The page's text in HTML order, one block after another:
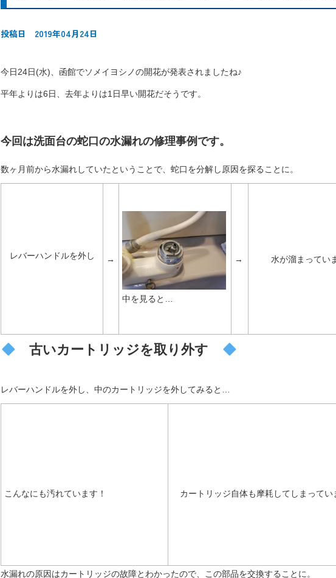
投稿日 2019年04月24日
今日24日(水)、函館でソメイヨシノの開花が発表されましたね♪
平年よりは6日、去年よりは1日早い開花だそうです。
今回は洗面台の蛇口の水漏れの修理事例です。
数ヶ月前から水漏れしていたということで、蛇口を分解し原因を探ることに。
レバーハンドルを外し →
中を見ると…
→ 水が溜まってい
古いカートリッジを取り外す
レバーハンドルを外し、中のカートリッジを外してみると…
こんなにも汚れています！ カートリッジ自体も摩耗してしまってい
水漏れの原因はカートリッジの故障とわかったので、この部品を交換することに。